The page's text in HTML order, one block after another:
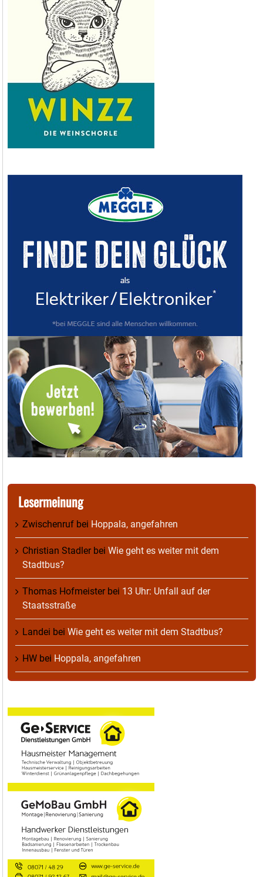
Lesermeinung
Zwischenruf bei Hoppala, angefahren
Christian Stadlerbei Wie geht es weiter mit dem
Stadtbus?
Thomas Hofmeisterbei 13 Uhr: Unfall auf der
Staatsstraße
Landei bei Wie geht es weiter mit dem Stadtbus?
HW bei Hoppala, angefahren